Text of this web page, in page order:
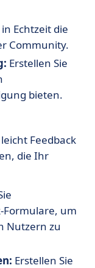
Echtzeit die
Community.
Erstellen Sie
bieten.
Feedback
die Ihr
Formulare, um
Nutzern zu
Erstellen Sie